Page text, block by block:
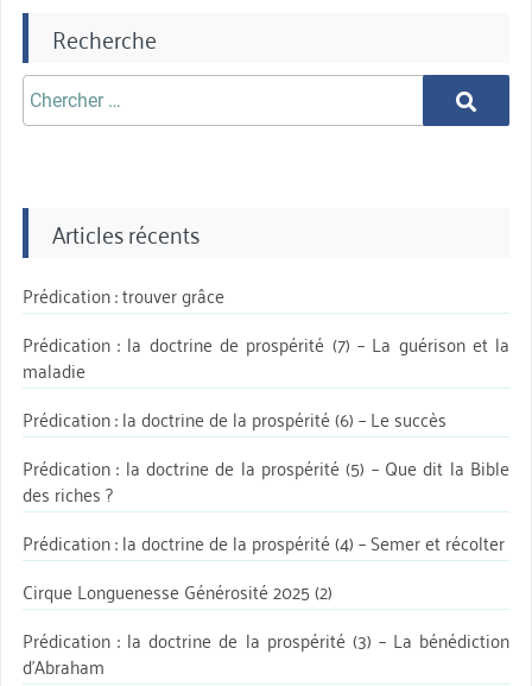
Recherche
Chercher
aprè:
Chercher
Articles récents
Prédication : trouver grâce
Prédication : la doctrine de prospérité (7) – La guérison et la
maladie
Prédication : la doctrine de la prospérité (6) – Le succès
Prédication : la doctrine de la prospérité (5) – Que dit la Bible
des riches ?
Prédication : la doctrine de la prospérité (4) – Semer et récolter
Cirque Longuenesse Générosité 2025 (2)
Prédication : la doctrine de la prospérité (3) – La bénédiction
d’Abraham